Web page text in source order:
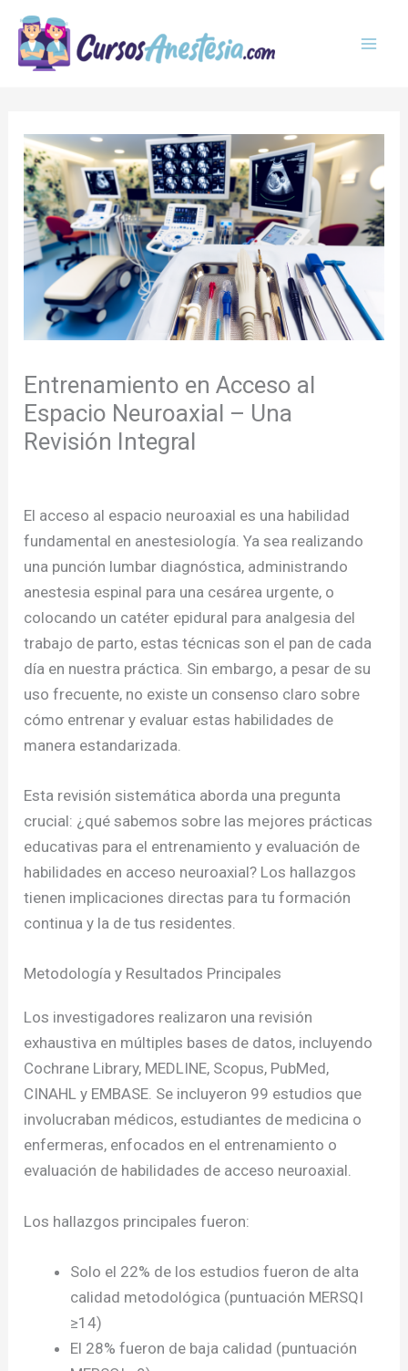
contenido
Entrenamiento en Acceso al
Espacio Neuroaxial – Una
Revisión Integral
El acceso al espacio neuroaxial es una habilidad
fundamental en anestesiología. Ya sea realizando
una punción lumbar diagnóstica, administrando
anestesia espinal para una cesárea urgente, o
colocando un catéter epidural para analgesia del
trabajo de parto, estas técnicas son el pan de cada
día en nuestra práctica. Sin embargo, a pesar de su
uso frecuente, no existe un consenso claro sobre
cómo entrenar y evaluar estas habilidades de
manera estandarizada.
Esta revisión sistemática aborda una pregunta
crucial: ¿qué sabemos sobre las mejores prácticas
educativas para el entrenamiento y evaluación de
habilidades en acceso neuroaxial? Los hallazgos
tienen implicaciones directas para tu formación
continua y la de tus residentes.
Metodología y Resultados Principales
Los investigadores realizaron una revisión
exhaustiva en múltiples bases de datos, incluyendo
Cochrane Library, MEDLINE, Scopus, PubMed,
CINAHL y EMBASE. Se incluyeron 99 estudios que
involucraban médicos, estudiantes de medicina o
enfermeras, enfocados en el entrenamiento o
evaluación de habilidades de acceso neuroaxial.
Los hallazgos principales fueron:
Solo el 22% de los estudios fueron de alta
calidad metodológica (puntuación MERSQI
≥14)
El 28% fueron de baja calidad (puntuación